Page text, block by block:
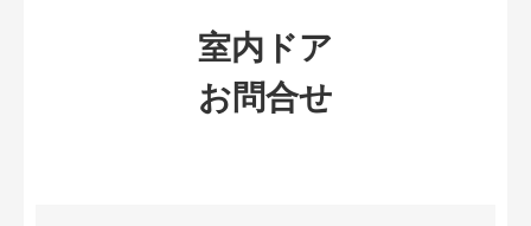
室内ドア
お問合せ